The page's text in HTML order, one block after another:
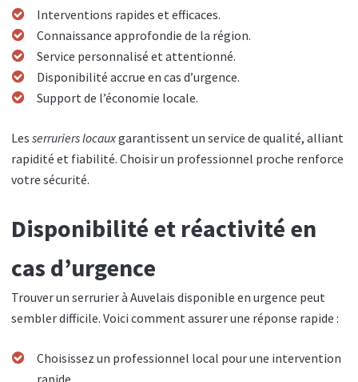
Interventions rapides et efficaces.
Connaissance approfondie de la région.
Service personnalisé et attentionné.
Disponibilité accrue en cas d’urgence.
Support de l’économie locale.
Les serruriers locauxgarantissent un service de qualité, alliant
rapidité et fiabilité. Choisir un professionnel proche renforce
votre sécurité.
Disponibilité et réactivité en
cas d’urgence
Trouver un serrurier à Auvelais disponible en urgence peut
sembler difficile. Voici comment assurer une réponse rapide :
Choisissez un professionnel local pour une intervention